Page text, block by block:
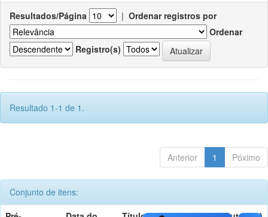
Resultados/Página | Ordenar registros por
Ordenar
Registro(s)
Resultado 1-1 de 1.
Anterior 1 Póximo
Conjunto de itens: